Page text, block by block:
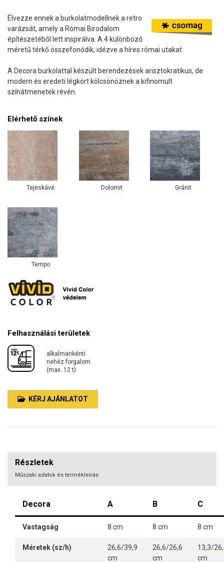
Élvezze ennek a burkolatmodellnek a retro
varázsát, amely a Római Birodalom
építészetéből lett inspirálva. A 4 különböző
méretű térkő összefonódik, idézve a híres római utakat.
A Decora burkolattal készült berendezések arisztokratikus, de
modern és eredeti légkört kölcsönöznek a kifinomult
színátmenetek révén.
Elérhető színek
Tejeskávé Dolomit Gránit
Tempo
Felhasználási területek
alkalmankénti
nehéz forgalom
(max. 12 t)
KÉRJ AJÁNLATOT
Részletek
Műszaki adatok és termékleírás
Decora A B C
Vastagság 8 cm 8 cm 8 cm
Méretek (sz/h)
26,6/39,9
cm
26,6/26,6
cm
13,3/
cm